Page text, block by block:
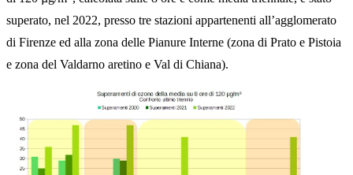
superato, nel 2022, presso tre stazioni appartenenti all’agglomerato
di Firenze ed alla zona delle Pianure Interne (zona di Prato e Pistoia
e zona del Valdarno aretino e Val di Chiana).